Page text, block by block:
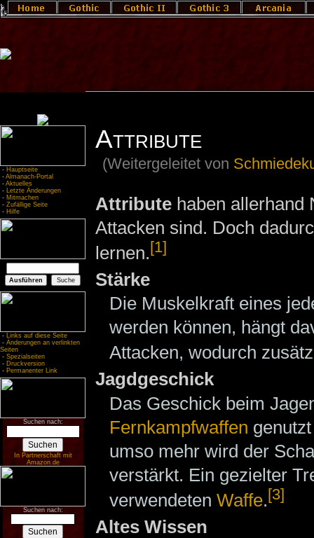
- Hauptseite
- Almanach-Portal
- Aktuelles
- Letzte Änderungen
- Mitmachen
- Zufällige Seite
- Hilfe
- Links auf diese Seite
- Änderungen an verlinkten
Seiten
- Spezialseiten
- Druckversion
- Permanenter Link
Suchen nach:
In Partnerschaft mit
Amazon.de
Suchen nach:
Attribute
(Weitergeleitet von
Attributehaben allerhand
Attacken sind. Doch
lernen.[1]
Stärke
Die Muskelkraft eines
werden können, hängt
Attacken, wodurch
Jagdgeschick
Das Geschick beim
Fernkampfwaffen
umso mehr wird der
verstärkt. Ein gezielter
verwendeten Waffe.[3]
Altes Wissen